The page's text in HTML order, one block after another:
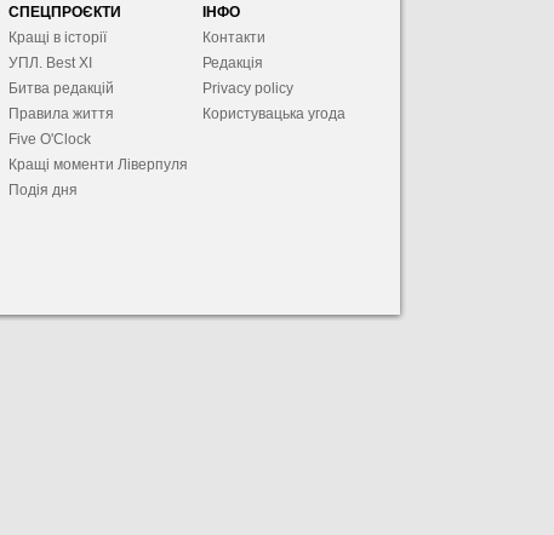
СПЕЦПРОЄКТИ
Кращі в історії
УПЛ. Best XІ
Битва редакцій
Правила життя
Five O'Clock
Кращі моменти Ліверпуля
Подія дня
ІНФО
Контакти
Редакція
Privacy policy
Користувацька угода